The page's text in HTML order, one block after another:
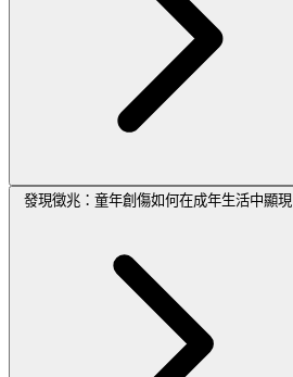
發現徵兆：童年創傷如何在成年生活中顯現